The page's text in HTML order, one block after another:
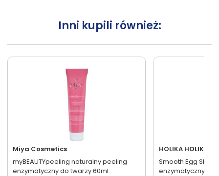
Inni kupili również:
Miya Cosmetics
myBEAUTYpeeling naturalny peeling
enzymatyczny do twarzy 60ml
HOLIKA HOLIKA
Smooth Egg Skin
enzymatyczny